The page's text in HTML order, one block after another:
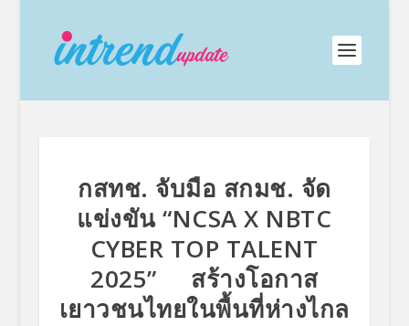
กสทช. จับมือ สกมช. จัด
แข่งขัน “NCSA X NBTC
CYBER TOP TALENT
2025” สร้างโอกาส
เยาวชนไทยในพื้นที่ห่างไกล